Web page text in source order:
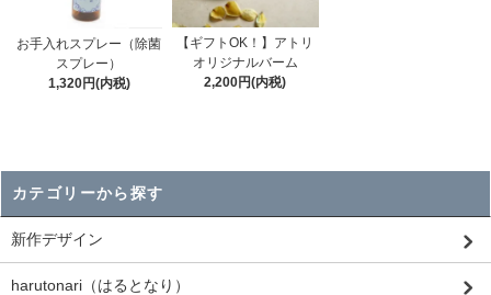
お手入れスプレー（除菌
スプレー）
1,320円(内税)
【ギフトOK！】アトリ
オリジナルバーム
2,200円(内税)
カテゴリーから探す
新作デザイン
harutonari（はるとなり）